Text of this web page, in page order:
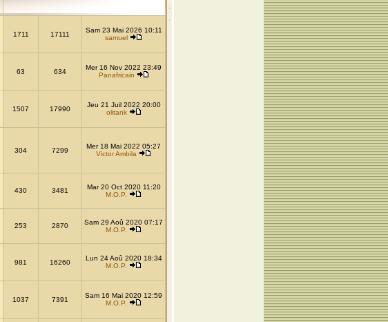
1711 17111
Sam 23 Mai 2026 10:11
samuel
63 634
Mer 16 Nov 2022 23:49
Panafricain
1507 17990
Jeu 21 Juil 2022 20:00
olitank
304 7299
Mer 18 Mai 2022 05:27
Victor Ambila
430 3481
Mar 20 Oct 2020 11:20
M.O.P.
253 2870
Sam 29 Aoû 2020 07:17
M.O.P.
981 16260
Lun 24 Aoû 2020 18:34
M.O.P.
1037 7391
Sam 16 Mai 2020 12:59
M.O.P.